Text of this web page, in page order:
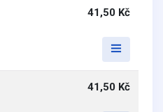
41,50 Kč
41,50 Kč